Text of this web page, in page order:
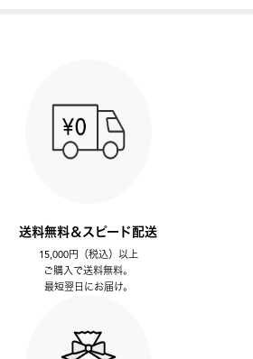
送料無料＆スピード配送
15,000円（税込）以上
ご購入で送料無料。
最短翌日にお届け。